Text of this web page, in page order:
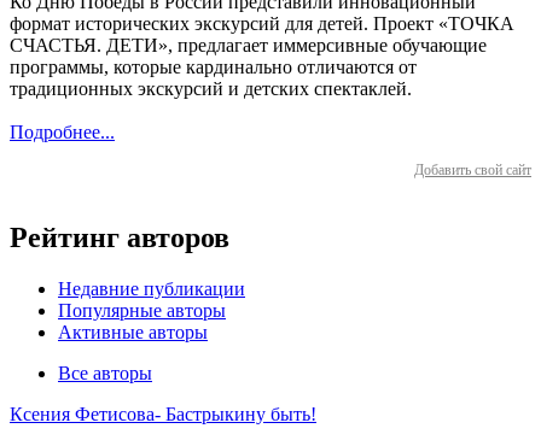
формат исторических экскурсий для детей. Проект «ТОЧКА
СЧАСТЬЯ. ДЕТИ», предлагает иммерсивные обучающие
программы, которые кардинально отличаются от
традиционных экскурсий и детских спектаклей.
Подробнее...
Добавить свой сайт
Рейтинг авторов
Недавние публикации
Популярные авторы
Активные авторы
Все авторы
Ксения Фетисова- Бастрыкину быть!